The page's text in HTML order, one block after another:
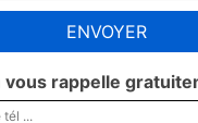
vous rappelle